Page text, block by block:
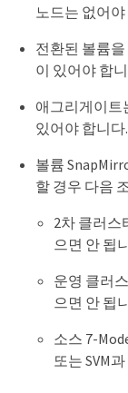
노드는 없어야
전환된 볼륨
이 있어야 합
애그리게이트
있어야 합니다.
볼륨
할 경우 다음
2차 클러스
으면 안 됩
운영 클러
으면 안 됩
소스 7-
또는 SVM